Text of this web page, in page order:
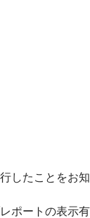
したことをお
ポートの表示